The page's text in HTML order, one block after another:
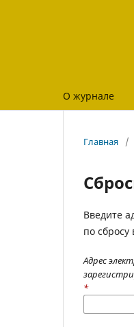
О журнале
Главная /
Введите
по
Адрес
*